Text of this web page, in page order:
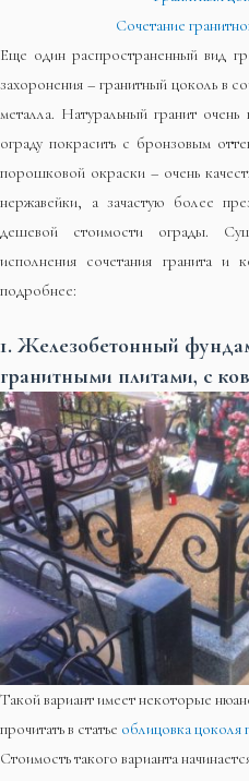
Сочетание
Еще один распространенный вид
захоронения – гранитный цоколь в
металла. Натуральный гранит
ограду покрасить с бронзовым
порошковой окраски – очень
нержавейки, а зачастую более
дешевой стоимости ограды.
исполнения сочетания гранита
подробнее:
1. Железобетонный
гранитными плитами, с
Такой вариант имеет некоторые
прочитать в статье облицовка цоколя
Стоимость такого варианта